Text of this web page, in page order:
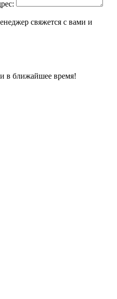
свяжется с вами и
в ближайшее время!